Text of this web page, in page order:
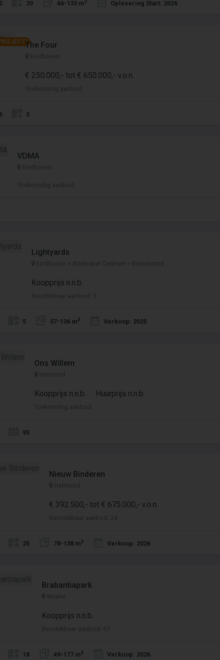
20 44-133 m2 Oplevering Start: 2026
The Four
Eindhoven
€ 250.000,- tot € 650.000,- v.o.n.
Toekomstig aanbod
3
VDMA
Eindhoven
Toekomstig aanbod
Lightyards
Eindhoven > Stadsdeel Centrum > Binnenstad
Koopprijs n.n.b.
Beschikbaar aanbod: 5
5 57-136 m2 Verkoop: 2025
Ons Willem
Helmond
Koopprijs n.n.b. Huurprijs n.n.b.
Toekomstig aanbod
95
Nieuw Binderen
Helmond
€ 392.500,- tot € 675.000,- v.o.n.
Beschikbaar aanbod: 24
25 78-138 m2 Verkoop: 2026
Brabantiapark
Waalre
Koopprijs n.n.b.
Beschikbaar aanbod: 67
18 49-177 m2 Verkoop: 2026